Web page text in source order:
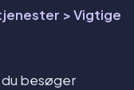
> Vigtige
besøger